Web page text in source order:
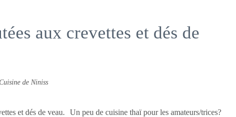
aux crevettes et dés de
de Niniss
Un peu de cuisine thaï pour les amateurs/trices?